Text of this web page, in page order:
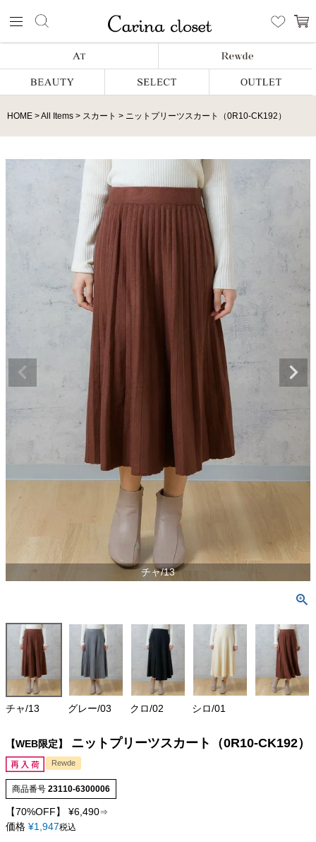
HOME All Items スカート ニットプリーツスカート（0R10-CK192）
チャ/13
チャ/13 グレー/03 クロ/02 シロ/01
【WEB限定】 ニットプリーツスカート（0R10-CK192）
Rewde
商品番号 23110-6300006
【70%OFF】 ¥6,490⇒
価格 ¥1,947税込